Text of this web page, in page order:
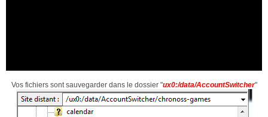
Vos fichiers sont sauvegarder dans le dossier "ux0:/data/AccountSwitcher"